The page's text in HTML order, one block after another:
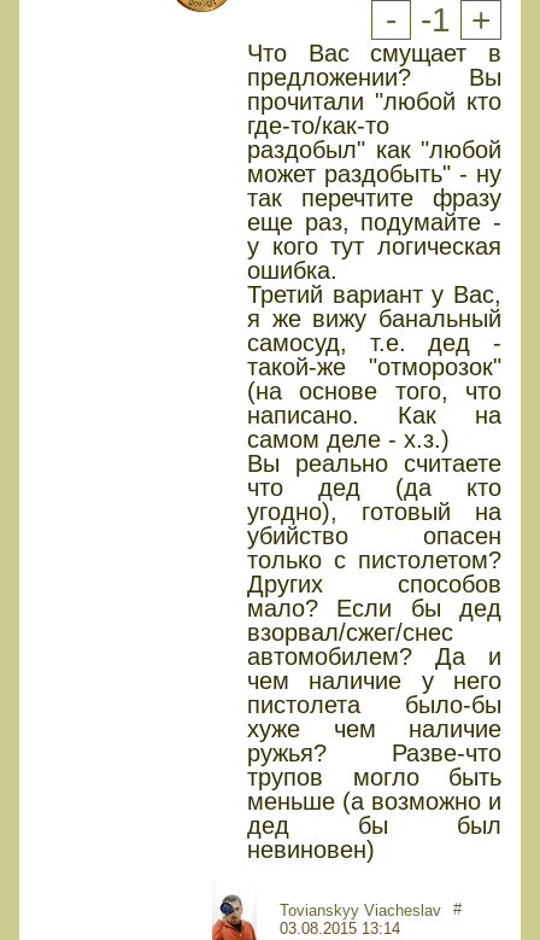
- -1 +
Что Вас смущает в
предложении? Вы
прочитали "любой кто
где-то/как-то
раздобыл" как "любой
может раздобыть" - ну
так перечтите фразу
еще раз, подумайте -
у кого тут логическая
ошибка.
Третий вариант у Вас,
я же вижу банальный
самосуд, т.е. дед -
такой-же "отморозок"
(на основе того, что
написано. Как на
самом деле - х.з.)
Вы реально считаете
что дед (да кто
угодно), готовый на
убийство опасен
только с пистолетом?
Других способов
мало? Если бы дед
взорвал/сжег/снес
автомобилем? Да и
чем наличие у него
пистолета было-бы
хуже чем наличие
ружья? Разве-что
трупов могло быть
меньше (а возможно и
дед бы был
невиновен)
Tovianskyy Viacheslav
03.08.2015 13:14
#